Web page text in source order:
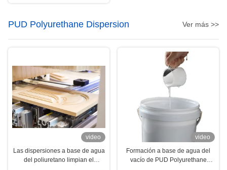
PUD Polyurethane Dispersion Ver más >>
video
Las dispersiones a base de agua
del poliuretano limpian el
video
Formación a base de agua del
vacío de PUD Polyurethane